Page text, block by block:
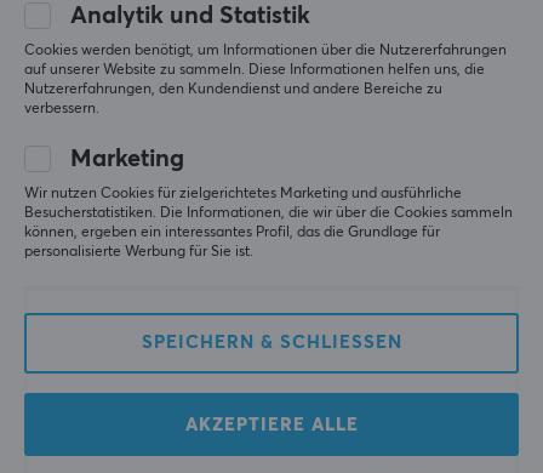
zumindest ein Controller. Habe es mit zwei nicht
getestet. Jetzt traue ich mich, alles mitzunehmen,
wenn ich irgendwohin gehe, also tut es, was es für
Original anzeigen
Hori Kompakte Aufbewahrungstasche für Nintendo Switch 2
vor 8 Monaten
Mehr aus unserer
Community
Analytik und Statistik
Cookies werden benötigt, um Informationen über die Nutzererfahrungen
auf unserer Website zu sammeln. Diese Informationen helfen uns, die
Nutzererfahrungen, den Kundendienst und andere Bereiche zu
verbessern.
Marketing
Wir nutzen Cookies für zielgerichtetes Marketing und ausführliche
Besucherstatistiken. Die Informationen, die wir über die Cookies sammeln
können, ergeben ein interessantes Profil, das die Grundlage für
personalisierte Werbung für Sie ist.
SPEICHERN & SCHLIESSEN
AKZEPTIERE ALLE